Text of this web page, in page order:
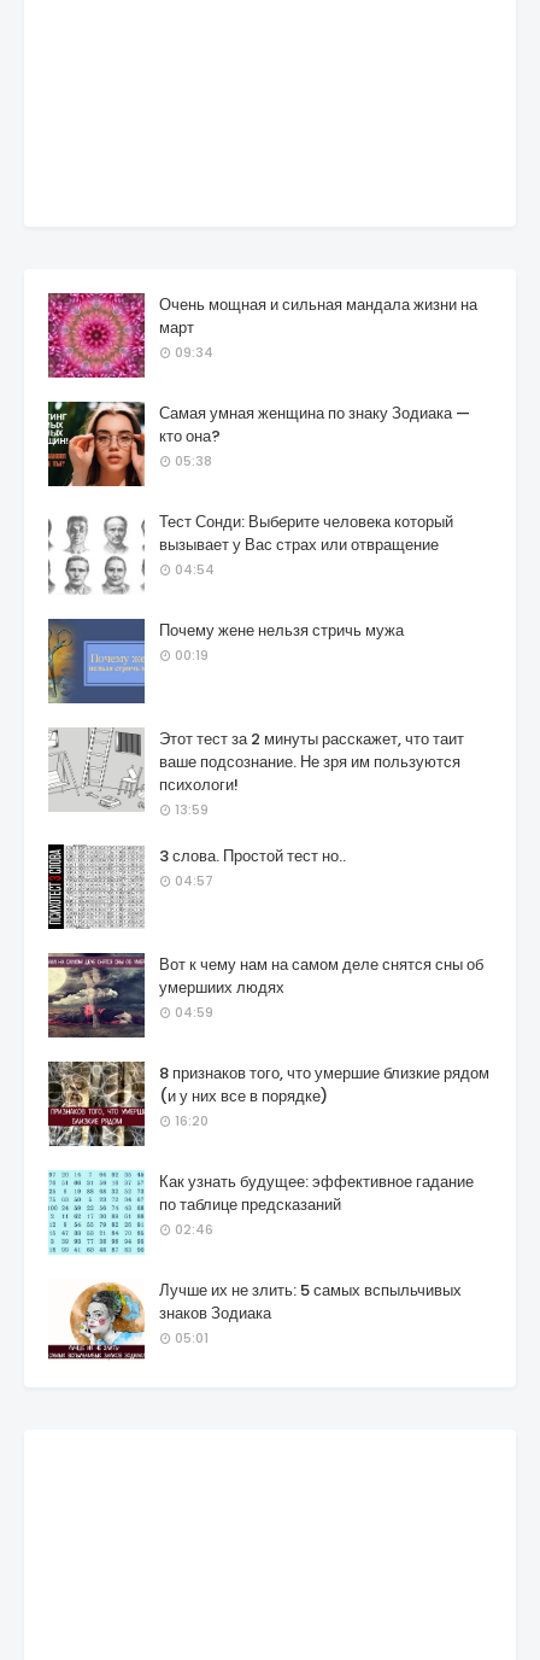
Очень мощная и сильная мандала жизни на
март
09:34
Самая умная женщина по знаку Зодиака —
кто она?
05:38
Тест Сонди: Выберите человека который
вызывает у Вас страх или отвращение
04:54
Почему жене нельзя стричь мужа
00:19
Этот тест за 2 минуты расскажет, что таит
ваше подсознание. Не зря им пользуются
психологи!
13:59
3 слова. Простой тест но..
04:57
Вот к чему нам на самом деле снятся сны об
умершиих людях
04:59
8 признаков того, что умершие близкие рядом
(и у них все в порядке)
16:20
Как узнать будущее: эффективное гадание
по таблице предсказаний
02:46
Лучше их не злить: 5 самых вспыльчивых
знаков Зодиака
05:01